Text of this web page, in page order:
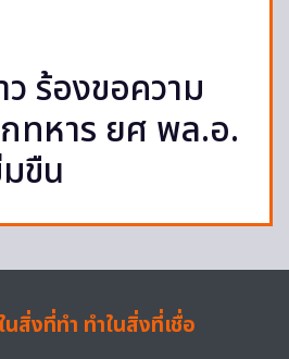
ร้องขอความ
ทหาร ยศ พล.อ.
ขืน
สิ่งที่ทำ ทำในสิ่งที่เชื่อ